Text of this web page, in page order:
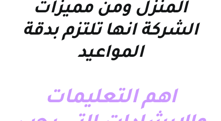
المنزل ومن مميزات
الشركة انها تلتزم بدقة
المواعيد
اهم التعليمات